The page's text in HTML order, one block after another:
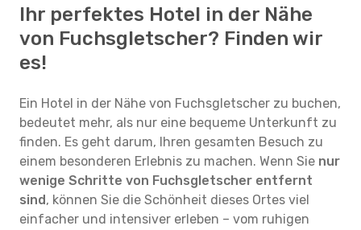
Ihr perfektes Hotel in der Nähe
von Fuchsgletscher? Finden wir
es!
Ein Hotel in der Nähe von Fuchsgletscher zu buchen,
bedeutet mehr, als nur eine bequeme Unterkunft zu
finden. Es geht darum, Ihren gesamten Besuch zu
einem besonderen Erlebnis zu machen. Wenn Sie nur
wenige Schritte von Fuchsgletscher entfernt
sind, können Sie die Schönheit dieses Ortes viel
einfacher und intensiver erleben – vom ruhigen